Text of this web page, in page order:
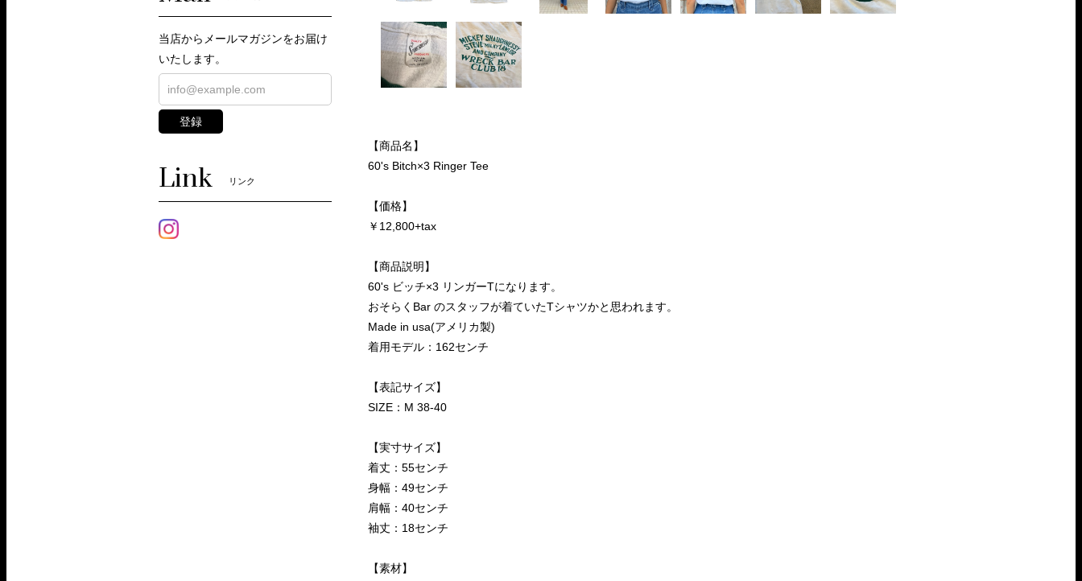
【商品名】
60's Bitch×3 Ringer Tee
【価格】
￥12,800+tax
【商品説明】
60's ビッチ×3 リンガーTになります。
おそらくBar のスタッフが着ていたTシャツかと思われます。
Made in usa(アメリカ製)
着用モデル：162センチ
【表記サイズ】
SIZE：M 38-40
【実寸サイズ】
着丈：55センチ
身幅：49センチ
肩幅：40センチ
袖丈：18センチ
【素材】
当店からメールマガジンをお届け
いたします。
登録
Link リンク